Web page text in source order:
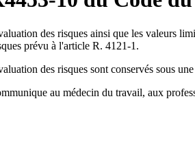
des risques ainsi que les valeurs
prévu à l'article R. 4121-1.
des risques sont conservés sous
au médecin du travail, aux